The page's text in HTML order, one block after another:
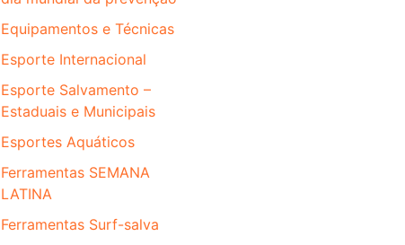
Equipamentos e Técnicas
Esporte Internacional
Esporte Salvamento –
Estaduais e Municipais
Esportes Aquáticos
Ferramentas SEMANA
LATINA
Ferramentas Surf-salva